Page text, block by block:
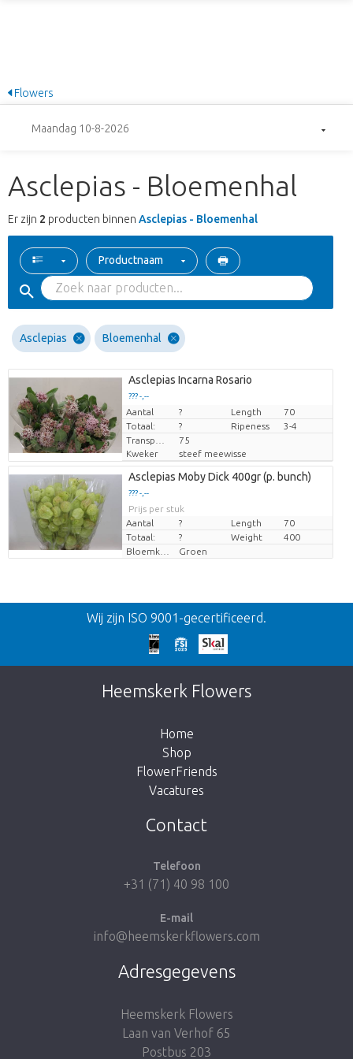
Flowers
Maandag 10-8-2026
Asclepias - Bloemenhal
Er zijn 2 producten binnen Asclepias - Bloemenhal
Productnaam
Asclepias Bloemenhal
Asclepias Incarna Rosario
??? -,--
Prijs per stuk
Aantal ? Length
70
Totaal:
? Ripeness
3-4
75
Kweker
steef meewisse
Asclepias Moby Dick 400gr (p. bunch)
??? -,--
Prijs per stuk
Aantal
? Length
70
Totaal:
? Weight
400
Bloemkleur
Groen
Terug
Te laat!
Dit artikel is helaas uitverkocht. Klik op de
knop hieronder om terug te gaan naar de
Breng me naar de shop
Wij zijn ISO 9001-gecertificeerd.
Heemskerk Flowers
Home
Shop
FlowerFriends
Vacatures
Contact
Telefoon
+31 (71) 40 98 100
E-mail
info@heemskerkflowers.com
Adresgegevens
Heemskerk Flowers
Laan van Verhof 65
Postbus 203